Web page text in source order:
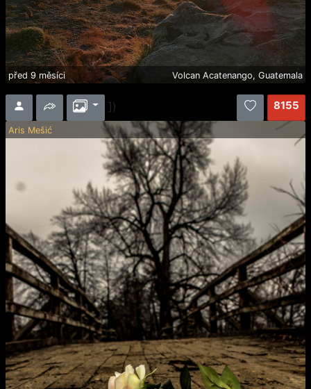
před 9 měsíci Volcan Acatenango, Guatemala
]) 8155
Aris Mešić